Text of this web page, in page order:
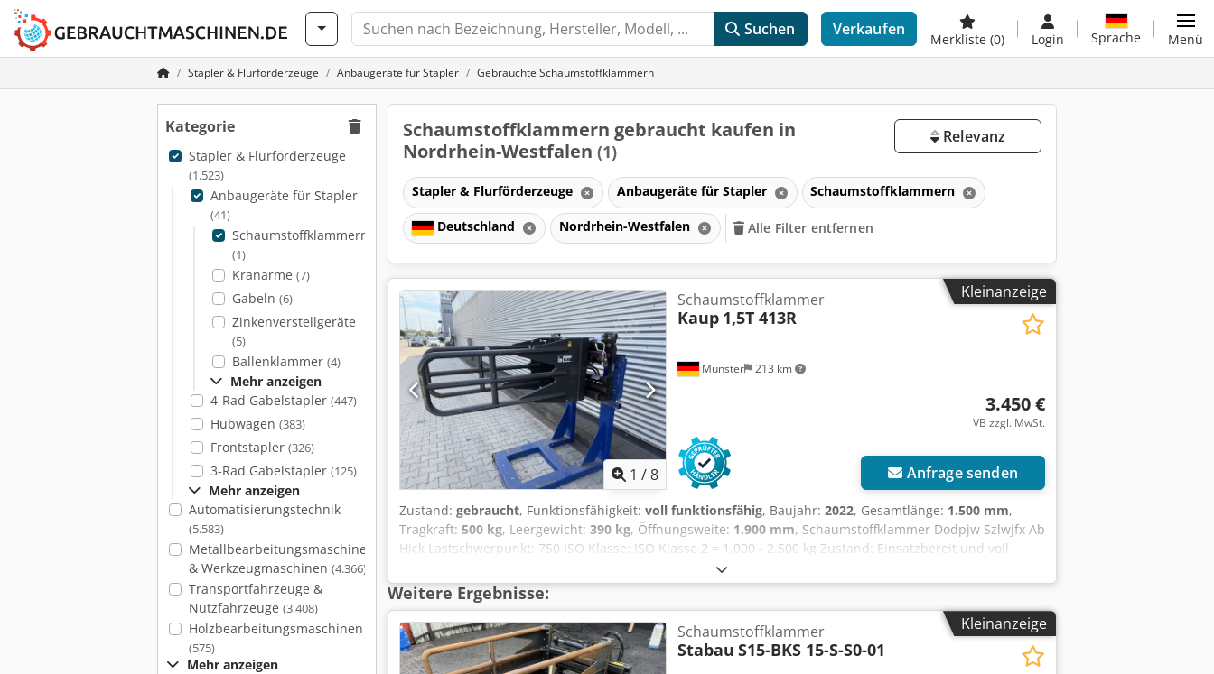
Suchen Verkaufen
Merkliste (0) Login Sprache Menü
Stapler & Flurförderzeuge Anbaugeräte für Stapler Gebrauchte Schaumstoffklammern
Kategorie
Stapler & Flurförderzeuge
(1.523)
Anbaugeräte für Stapler
(41)
Schaumstoffklammern
(1)
Kranarme (7)
Gabeln (6)
Zinkenverstellgeräte
(5)
Ballenklammer (4)
Mehr anzeigen
4-Rad Gabelstapler (447)
Hubwagen (383)
Frontstapler (326)
3-Rad Gabelstapler (125)
Mehr anzeigen
Automatisierungstechnik
(5.583)
Metallbearbeitungsmaschinen
& Werkzeugmaschinen (4.366)
Transportfahrzeuge &
Nutzfahrzeuge (3.408)
Holzbearbeitungsmaschinen
(575)
Mehr anzeigen
Schaumstoffklammern gebraucht kaufen in
Nordrhein-Westfalen (1)
Relevanz
Stapler & Flurförderzeuge Anbaugeräte für Stapler Schaumstoffklammern
Deutschland Nordrhein-Westfalen Alle Filter entfernen
Kleinanzeige
1 /8
Münster 213 km
Schaumstoffklammer
Kaup 1,5T 413R
3.450 €
VB zzgl. MwSt.
Anfrage senden
Zustand: gebraucht, Funktionsfähigkeit: voll funktionsfähig, Baujahr: 2022, Gesamtlänge: 1.500 mm,
Tragkraft: 500 kg, Leergewicht: 390 kg, Öffnungsweite: 1.900 mm, Schaumstoffklammer Dodpjw Szlwjfx Ab
Hjck Lastschwerpunkt: 750 ISO Klasse: ISO Klasse 2 = 1.000 - 2.500 kg Zustand: Einsatzbereit und voll
funktionsfähig Zustand Technisch: sehr gut Beschreibung: Wir bieten neben diesem Gerät weitere Stapler
und Lagertechnikgeräte an. Unsere Geräte sind Werkstatt und FEM4.004 geprüft. Kontaktieren Sie uns
bitte per Mail oder auch gerne telefonisch. Sie finden uns auch unter hsr-gabelstapler Selbstverständlich
kaufen wir auch Ihren Gebrauchten an, auch ohne dass Sie ein Fahrzeug bei uns erwerben. Mietkauf &
Finanzierung zu günstigen Konditionen sind auf Anfrage möglich. Wir beraten Sie gerne kompetent und
ausführlich zu unseren Fahrzeugen.
Weitere Ergebnisse:
Kleinanzeige
Schaumstoffklammer
Stabau S15-BKS 15-S-S0-01